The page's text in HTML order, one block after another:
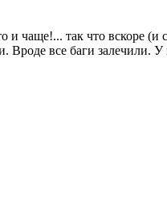
и чаще!... так что вскоре
все баги залечили.